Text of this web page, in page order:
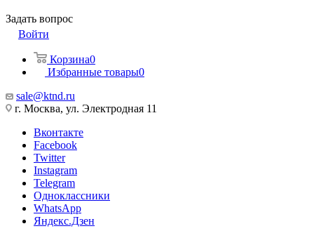
Задать вопрос
Войти
Корзина0
Избранные товары0
sale@ktnd.ru
г. Москва, ул. Электродная 11
Вконтакте
Facebook
Twitter
Instagram
Telegram
Одноклассники
WhatsApp
Яндекс.Дзен